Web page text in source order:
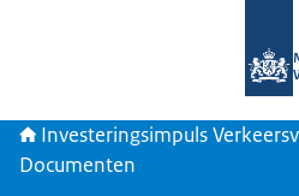
Investeringsimpuls
Documenten